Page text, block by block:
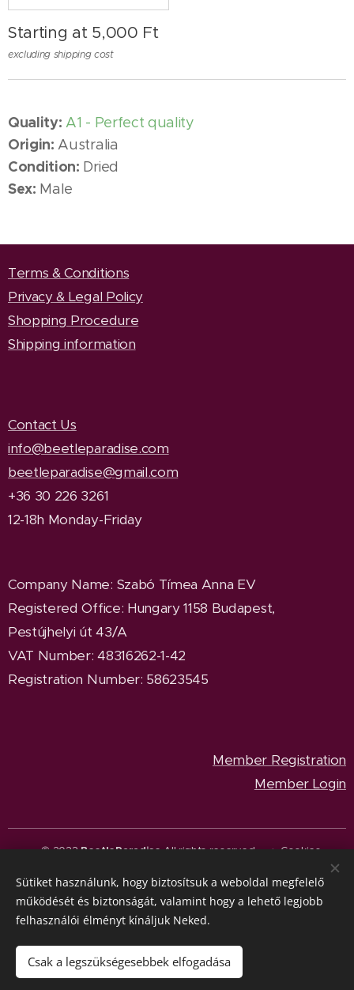
Starting at 5,000 Ft
excluding shipping cost
Quality: A1 - Perfect quality
Origin: Australia
Condition: Dried
Sex: Male
Terms & Conditions
Privacy & Legal Policy
Shopping Procedure
Shipping information
Contact Us
info@beetleparadise.com
beetleparadise@gmail.com
+36 30 226 3261
12-18h Monday-Friday
Company Name: Szabó Tímea Anna EV
Registered Office: Hungary 1158 Budapest,
Pestújhelyi út 43/A
VAT Number: 48316262-1-42
Registration Number: 58623545
Member Registration
Member Login
© 2023BeetleParadiseAll rights reserved. Cookies
Languages
Magyar
English
Sütiket használunk, hogy biztosítsuk a weboldal megfelelő
működését és biztonságát, valamint hogy a lehető legjobb
felhasználói élményt kínáljuk Neked.
Csak a legszükségesebbek elfogadása